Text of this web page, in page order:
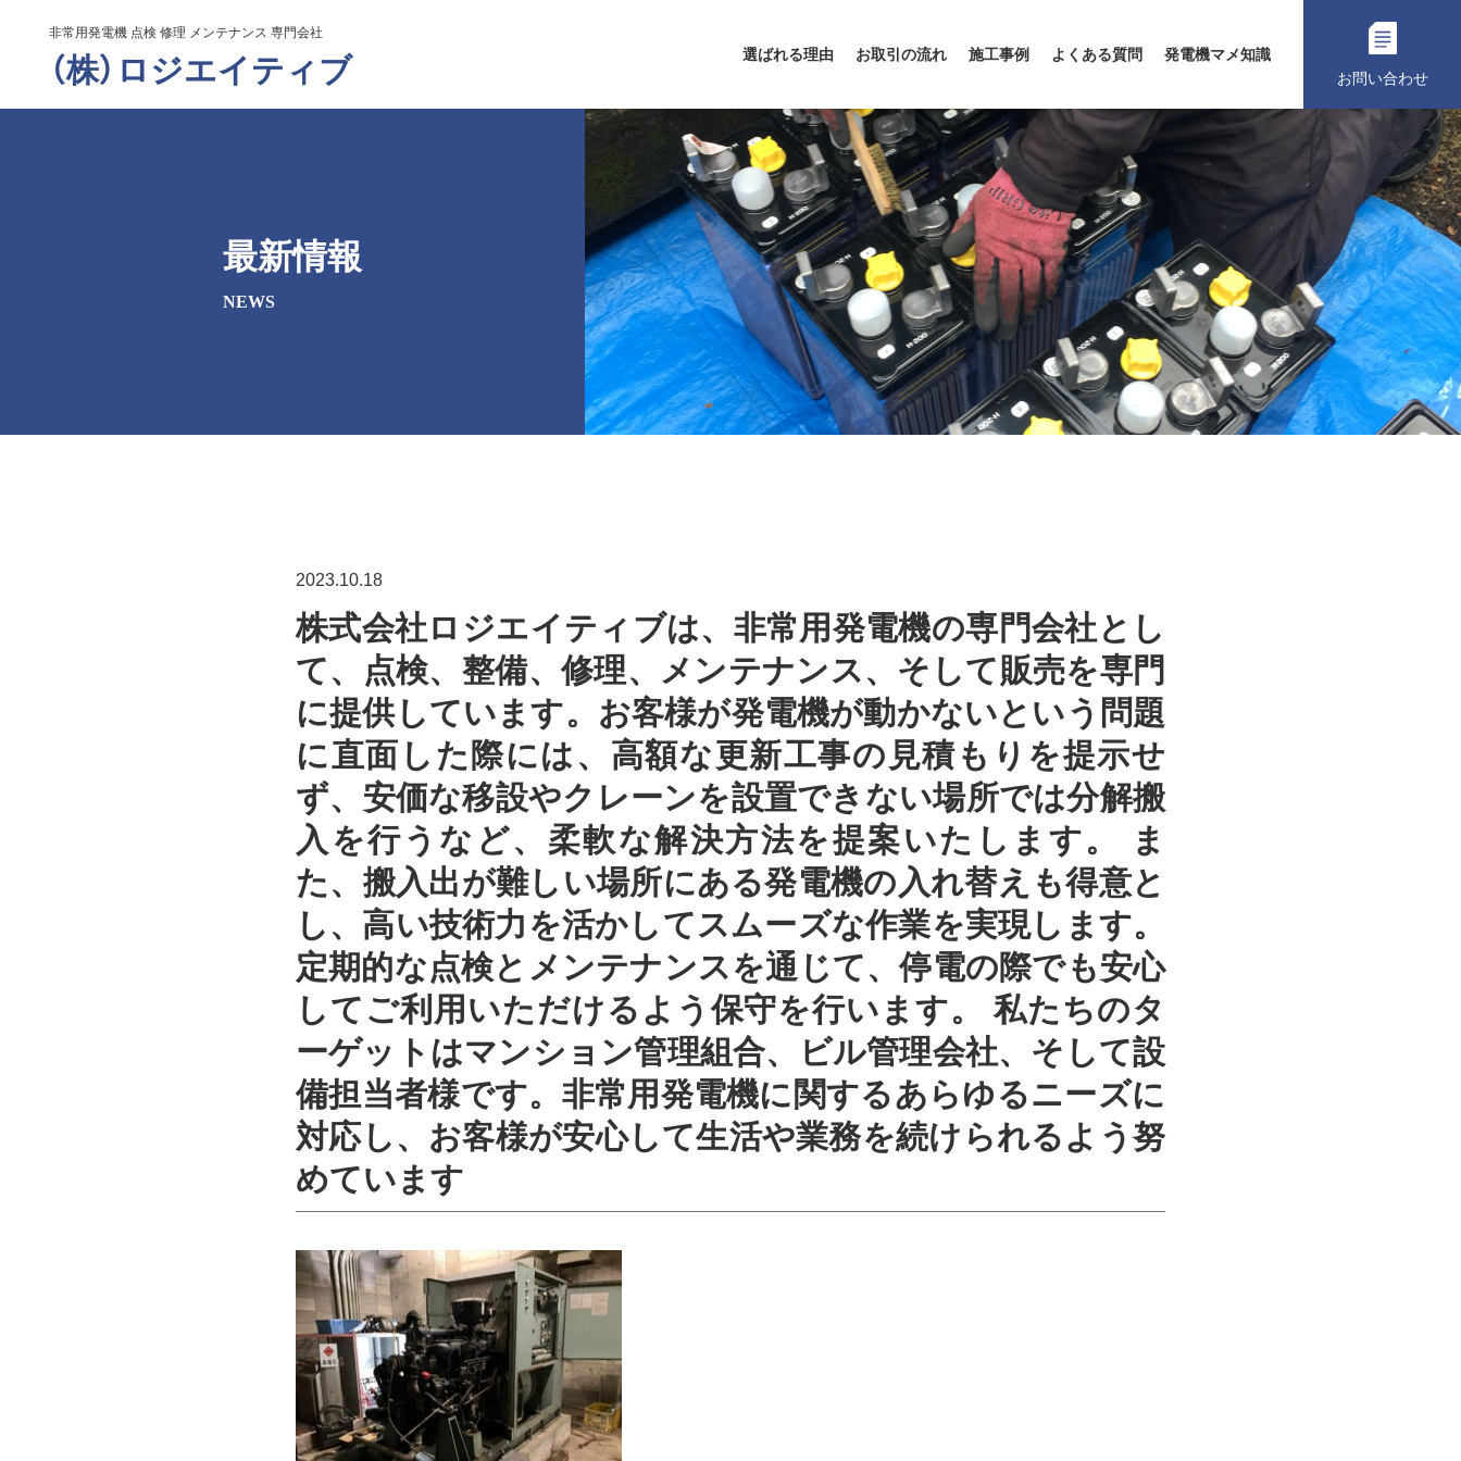
非常用発電機 点検 修理 メンテナンス 専門会社
（株）ロジエイティブ 選ばれる理由 お取引の流れ 施工事例 よくある質問
発電機マメ知識
お問い合わせ
最新情報
NEWS
2023.10.18
株式会社ロジエイティブは、非常用発電機の専門会社とし
て、点検、整備、修理、メンテナンス、そして販売を専門
に提供しています。お客様が発電機が動かないという問題
に直面した際には、高額な更新工事の見積もりを提示せ
ず、安価な移設やクレーンを設置できない場所では分解搬
入を行うなど、柔軟な解決方法を提案いたします。 ま
た、搬入出が難しい場所にある発電機の入れ替えも得意と
し、高い技術力を活かしてスムーズな作業を実現します。
定期的な点検とメンテナンスを通じて、停電の際でも安心
してご利用いただけるよう保守を行います。 私たちのタ
ーゲットはマンション管理組合、ビル管理会社、そして設
備担当者様です。非常用発電機に関するあらゆるニーズに
対応し、お客様が安心して生活や業務を続けられるよう努
めています